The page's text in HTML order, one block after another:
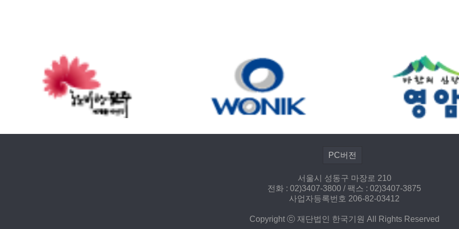
PC버전
서울시 성동구 마장로 210
전화 : 02)3407-3800 / 팩스 : 02)3407-3875
사업자등록번호 206-82-03412
Copyright ⓒ 재단법인 한국기원 All Rights Reserved